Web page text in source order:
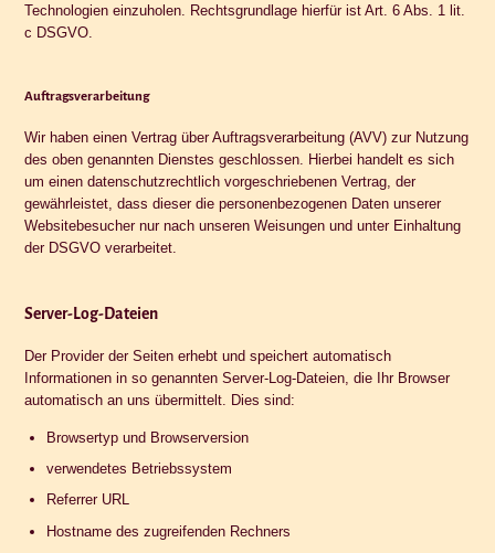
Technologien einzuholen. Rechtsgrundlage hierfür ist Art. 6 Abs. 1 lit.
c DSGVO.
Auftragsverarbeitung
Wir haben einen Vertrag über Auftragsverarbeitung (AVV) zur Nutzung
des oben genannten Dienstes geschlossen. Hierbei handelt es sich
um einen datenschutzrechtlich vorgeschriebenen Vertrag, der
gewährleistet, dass dieser die personenbezogenen Daten unserer
Websitebesucher nur nach unseren Weisungen und unter Einhaltung
der DSGVO verarbeitet.
Server-Log-Dateien
Der Provider der Seiten erhebt und speichert automatisch
Informationen in so genannten Server-Log-Dateien, die Ihr Browser
automatisch an uns übermittelt. Dies sind:
Browsertyp und Browserversion
verwendetes Betriebssystem
Referrer URL
Hostname des zugreifenden Rechners